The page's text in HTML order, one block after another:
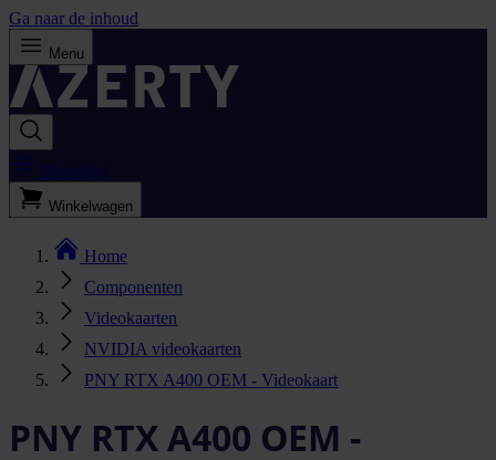
Ga naar de inhoud
Menu
Bestellijst
Winkelwagen
Home
Componenten
Videokaarten
NVIDIA videokaarten
PNY RTX A400 OEM - Videokaart
PNY RTX A400 OEM -